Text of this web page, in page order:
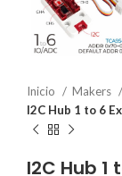
Inicio Makers
I2C Hub 1 to 6
I2C Hub 1